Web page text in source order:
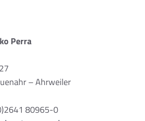
Perra
– Ahrweiler
80965-0